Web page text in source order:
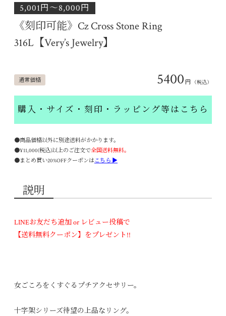
5,001円〜8,000円
《刻印可能》Cz Cross Stone Ring
316L【Very’s Jewelry】
通常価格 5400 円 （税込）
購入・サイズ・刻印・ラッピング等はこちら
●商品価格以外に別途送料がかかります。
●¥11,000(税込)以上のご注文で全国送料無料。
●まとめ買い20%OFFクーポンはこちら ▶
説明
LINEお友だち追加 or レビュー投稿で
【送料無料クーポン】をプレゼント!!
女ごころをくすぐるプチアクセサリー。
十字架シリーズ待望の上品なリング。